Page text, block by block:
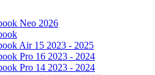
Neo 2026
Air 15 2023 - 2025
Pro 16 2023 - 2024
Pro 14 2023 - 2024